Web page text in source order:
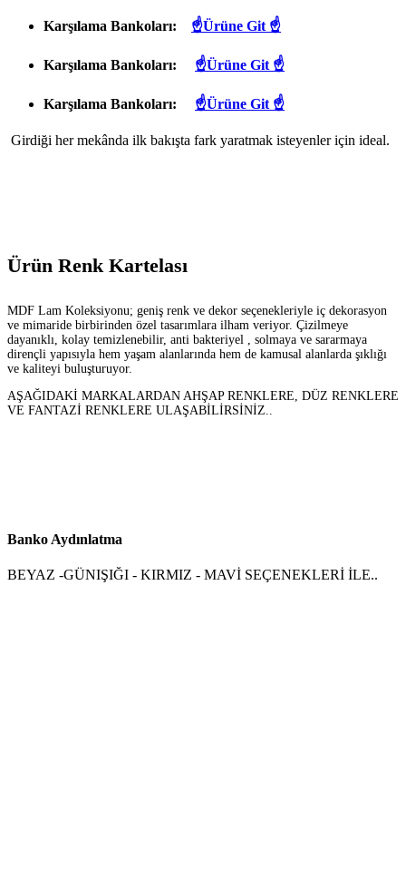
Karşılama Bankoları: ☝Ürüne Git ☝
Karşılama Bankoları: ☝Ürüne Git ☝
Karşılama Bankoları: ☝Ürüne Git ☝
Girdiği her mekânda ilk bakışta fark yaratmak isteyenler için ideal.
Ürün Renk Kartelası
MDF Lam Koleksiyonu; geniş renk ve dekor seçenekleriyle iç dekorasyon
ve mimaride birbirinden özel tasarımlara ilham veriyor. Çizilmeye
dayanıklı, kolay temizlenebilir, anti bakteriyel , solmaya ve sararmaya
dirençli yapısıyla hem yaşam alanlarında hem de kamusal alanlarda şıklığı
ve kaliteyi buluşturuyor.
AŞAĞIDAKİ MARKALARDAN AHŞAP RENKLERE, DÜZ RENKLERE
VE FANTAZİ RENKLERE ULAŞABİLİRSİNİZ..
Banko Aydınlatma
BEYAZ -GÜNIŞIĞI - KIRMIZ - MAVİ SEÇENEKLERİ İLE..